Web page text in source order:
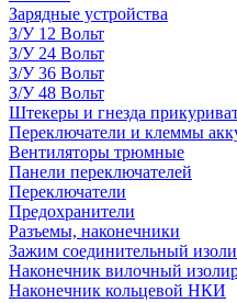
Зарядные устройства
З/У 12 Вольт
З/У 24 Вольт
З/У 36 Вольт
З/У 48 Вольт
Штекеры и гнезда
Переключатели и клеммы
Вентиляторы трюмные
Панели переключателей
Переключатели
Предохранители
Разъемы, наконечники
Зажим соединительный
Наконечник вилочный
Наконечник кольцевой НКИ